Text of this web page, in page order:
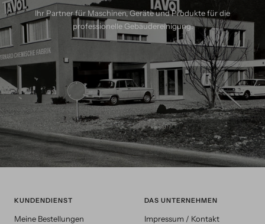
Ihr Partner für Maschinen, Geräte und Produkte für die
professionelle Gebäudereinigung.
KUNDENDIENST
Meine Bestellungen
DAS UNTERNEHMEN
Impressum / Kontakt